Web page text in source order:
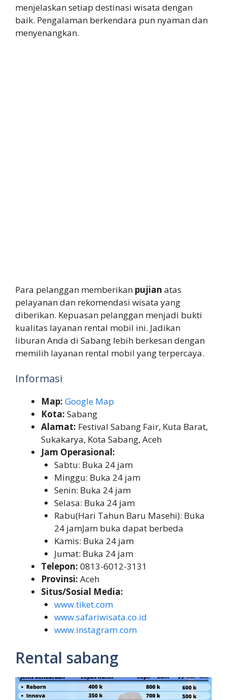
menjelaskan setiap destinasi wisata dengan
baik. Pengalaman berkendara pun nyaman dan
menyenangkan.
Para pelanggan memberikan pujian atas
pelayanan dan rekomendasi wisata yang
diberikan. Kepuasan pelanggan menjadi bukti
kualitas layanan rental mobil ini. Jadikan
liburan Anda di Sabang lebih berkesan dengan
memilih layanan rental mobil yang terpercaya.
Informasi
Map: Google Map
Kota: Sabang
Alamat: Festival Sabang Fair, Kuta Barat,
Sukakarya, Kota Sabang, Aceh
Jam Operasional:
Sabtu: Buka 24 jam
Minggu: Buka 24 jam
Senin: Buka 24 jam
Selasa: Buka 24 jam
Rabu(Hari Tahun Baru Masehi): Buka
24 jamJam buka dapat berbeda
Kamis: Buka 24 jam
Jumat: Buka 24 jam
Telepon: 0813-6012-3131
Provinsi: Aceh
Situs/Sosial Media:
www.tiket.com
www.safariwisata.co.id
www.instagram.com
Rental sabang